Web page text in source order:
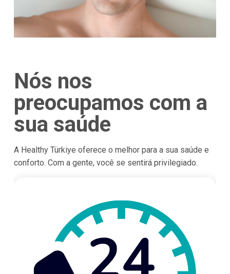
Nós nos
preocupamos com a
sua saúde
A Healthy Türkiye oferece o melhor para a sua saúde e
conforto. Com a gente, você se sentirá privilegiado.